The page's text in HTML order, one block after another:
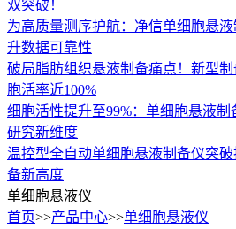
双突破！
为高质量测序护航：净信单细胞悬
升数据可靠性
破局脂肪组织悬液制备痛点！新型
胞活率近100%
细胞活性提升至99%：单细胞悬液
研究新维度
温控型全自动单细胞悬液制备仪突
备新高度
单细胞悬液仪
首页>>产品中心>>单细胞悬液仪